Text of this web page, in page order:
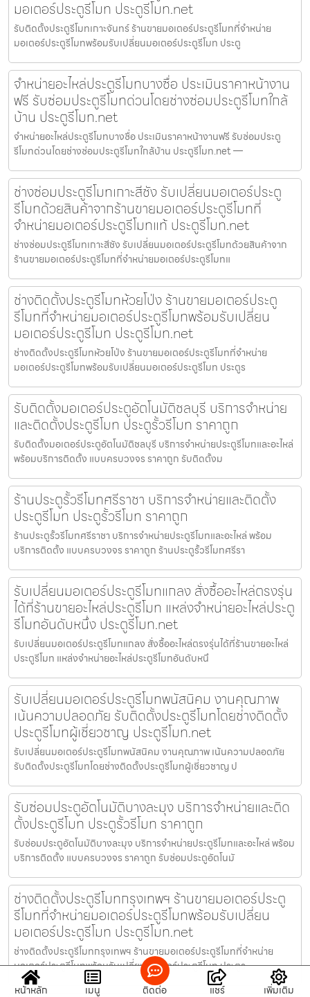
มอเตอร์ประตูรีโมท ประตูรีโมท.net
รับติดตั้งประตูรีโมทเกาะจันทร์ ร้านขายมอเตอร์ประตูรีโมทที่จำหน่าย
มอเตอร์ประตูรีโมทพร้อมรับเปลี่ยนมอเตอร์ประตูรีโมท ประตู
จำหน่ายอะไหล่ประตูรีโมทบางซื่อ ประเมินราคาหน้างาน
ฟรี รับซ่อมประตูรีโมทด่วนโดยช่างซ่อมประตูรีโมทใกล้
บ้าน ประตูรีโมท.net
จำหน่ายอะไหล่ประตูรีโมทบางซื่อ ประเมินราคาหน้างานฟรี รับซ่อมประตู
รีโมทด่วนโดยช่างซ่อมประตูรีโมทใกล้บ้าน ประตูรีโมท.net —
ช่างซ่อมประตูรีโมทเกาะสีชัง รับเปลี่ยนมอเตอร์ประตู
รีโมทด้วยสินค้าจากร้านขายมอเตอร์ประตูรีโมทที่
จำหน่ายมอเตอร์ประตูรีโมทแท้ ประตูรีโมท.net
ช่างซ่อมประตูรีโมทเกาะสีชัง รับเปลี่ยนมอเตอร์ประตูรีโมทด้วยสินค้าจาก
ร้านขายมอเตอร์ประตูรีโมทที่จำหน่ายมอเตอร์ประตูรีโมทแ
ช่างติดตั้งประตูรีโมทห้วยโป่ง ร้านขายมอเตอร์ประตู
รีโมทที่จำหน่ายมอเตอร์ประตูรีโมทพร้อมรับเปลี่ยน
มอเตอร์ประตูรีโมท ประตูรีโมท.net
ช่างติดตั้งประตูรีโมทห้วยโป่ง ร้านขายมอเตอร์ประตูรีโมทที่จำหน่าย
มอเตอร์ประตูรีโมทพร้อมรับเปลี่ยนมอเตอร์ประตูรีโมท ประตูร
รับติดตั้งมอเตอร์ประตูอัตโนมัติชลบุรี บริการจำหน่าย
และติดตั้งประตูรีโมท ประตูรั้วรีโมท ราคาถูก
รับติดตั้งมอเตอร์ประตูอัตโนมัติชลบุรี บริการจำหน่ายประตูรีโมทและอะไหล่
พร้อมบริการติดตั้ง แบบครบวงจร ราคาถูก รับติดตั้งม
ร้านประตูรั้วรีโมทศรีราชา บริการจำหน่ายและติดตั้ง
ประตูรีโมท ประตูรั้วรีโมท ราคาถูก
ร้านประตูรั้วรีโมทศรีราชา บริการจำหน่ายประตูรีโมทและอะไหล่ พร้อม
บริการติดตั้ง แบบครบวงจร ราคาถูก ร้านประตูรั้วรีโมทศรีรา
รับเปลี่ยนมอเตอร์ประตูรีโมทแกลง สั่งซื้ออะไหล่ตรงรุ่น
ได้ที่ร้านขายอะไหล่ประตูรีโมท แหล่งจำหน่ายอะไหล่ประตู
รีโมทอันดับหนึ่ง ประตูรีโมท.net
รับเปลี่ยนมอเตอร์ประตูรีโมทแกลง สั่งซื้ออะไหล่ตรงรุ่นได้ที่ร้านขายอะไหล่
ประตูรีโมท แหล่งจำหน่ายอะไหล่ประตูรีโมทอันดับหนึ
รับเปลี่ยนมอเตอร์ประตูรีโมทพนัสนิคม งานคุณภาพ
เน้นความปลอดภัย รับติดตั้งประตูรีโมทโดยช่างติดตั้ง
ประตูรีโมทผู้เชี่ยวชาญ ประตูรีโมท.net
รับเปลี่ยนมอเตอร์ประตูรีโมทพนัสนิคม งานคุณภาพ เน้นความปลอดภัย
รับติดตั้งประตูรีโมทโดยช่างติดตั้งประตูรีโมทผู้เชี่ยวชาญ ป
รับซ่อมประตูอัตโนมัติบางละมุง บริการจำหน่ายและติด
ตั้งประตูรีโมท ประตูรั้วรีโมท ราคาถูก
รับซ่อมประตูอัตโนมัติบางละมุง บริการจำหน่ายประตูรีโมทและอะไหล่ พร้อม
บริการติดตั้ง แบบครบวงจร ราคาถูก รับซ่อมประตูอัตโนมั
ช่างติดตั้งประตูรีโมทกรุงเทพฯ ร้านขายมอเตอร์ประตู
รีโมทที่จำหน่ายมอเตอร์ประตูรีโมทพร้อมรับเปลี่ยน
มอเตอร์ประตูรีโมท ประตูรีโมท.net
ช่างติดตั้งประตูรีโมทกรุงเทพฯ ร้านขายมอเตอร์ประตูรีโมทที่จำหน่าย
มอเตอร์ประตูรีโมทพร้อมรับเปลี่ยนมอเตอร์ประตูรีโมท ประตูร
หน้าหลัก เมนู ติดต่อ แชร์ เพิ่มเติม